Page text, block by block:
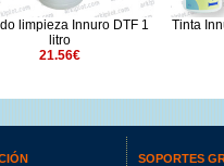
limpieza Innuro DTF 1
litro
21.56€
Tinta
SOPORTES